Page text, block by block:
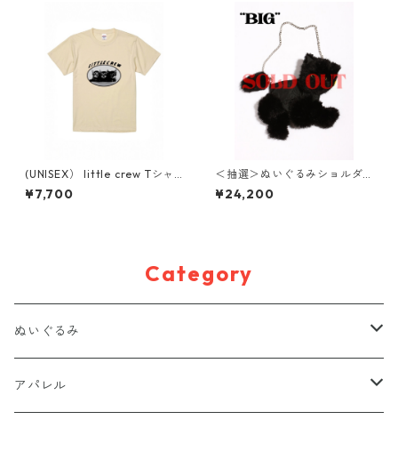
(UNISEX） little crew Tシャ
ツ
¥7,700
＜抽選＞ぬいぐるみショルダ
ーバッグ( NO,11 / big )
¥24,200
Category
ぬいぐるみ
置きぬいぐるみ
アパレル